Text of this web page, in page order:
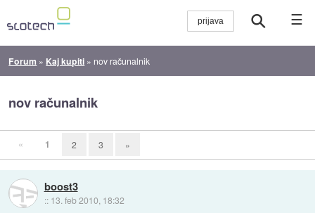
☰
Forum » Kaj kupiti » nov računalnik
nov računalnik
« 1 2 3 »
boost3
:: 13. feb 2010, 18:32